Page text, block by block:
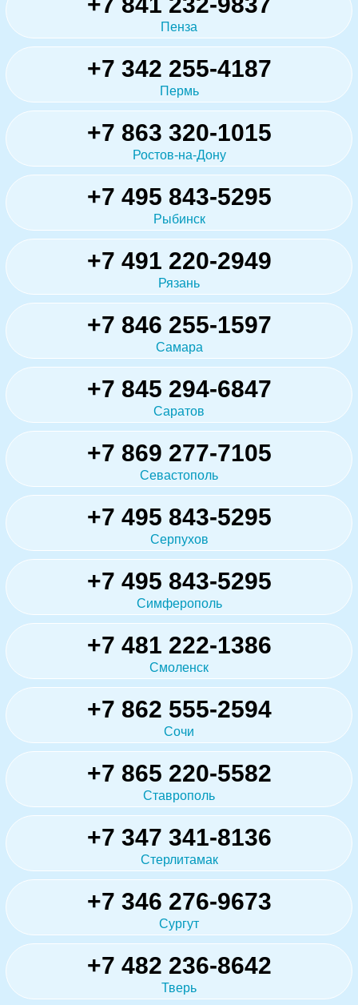
Пенза
+7 342 255-4187
Пермь
+7 863 320-1015
Ростов-на-Дону
+7 495 843-5295
Рыбинск
+7 491 220-2949
Рязань
+7 846 255-1597
Самара
+7 845 294-6847
Саратов
+7 869 277-7105
Севастополь
+7 495 843-5295
Серпухов
+7 495 843-5295
Симферополь
+7 481 222-1386
Смоленск
+7 862 555-2594
Сочи
+7 865 220-5582
Ставрополь
+7 347 341-8136
Стерлитамак
+7 346 276-9673
Сургут
+7 482 236-8642
Тверь